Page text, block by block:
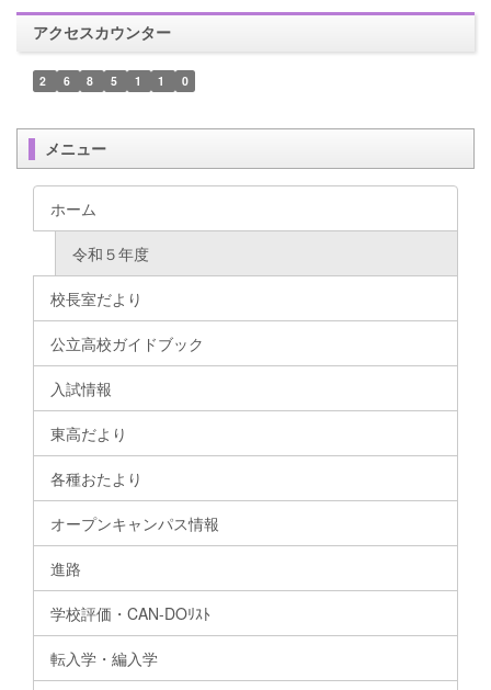
アクセスカウンター
2 6 8 5 1 1 0
メニュー
ホーム
令和５年度
校長室だより
公立高校ガイドブック
入試情報
東高だより
各種おたより
オープンキャンパス情報
進路
学校評価・CAN-DOﾘｽﾄ
転入学・編入学